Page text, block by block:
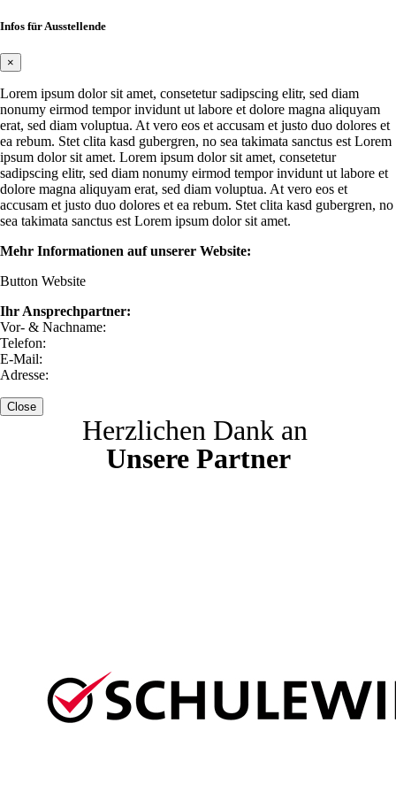
Infos für Ausstellende
×
Lorem ipsum dolor sit amet, consetetur sadipscing elitr, sed diam
nonumy eirmod tempor invidunt ut labore et dolore magna aliquyam
erat, sed diam voluptua. At vero eos et accusam et justo duo dolores et
ea rebum. Stet clita kasd gubergren, no sea takimata sanctus est Lorem
ipsum dolor sit amet. Lorem ipsum dolor sit amet, consetetur
sadipscing elitr, sed diam nonumy eirmod tempor invidunt ut labore et
dolore magna aliquyam erat, sed diam voluptua. At vero eos et
accusam et justo duo dolores et ea rebum. Stet clita kasd gubergren, no
sea takimata sanctus est Lorem ipsum dolor sit amet.
Mehr Informationen auf unserer Website:
Button Website
Ihr Ansprechpartner:
Vor- & Nachname:
Telefon:
E-Mail:
Adresse:
Close
Herzlichen Dank an
Unsere Partner